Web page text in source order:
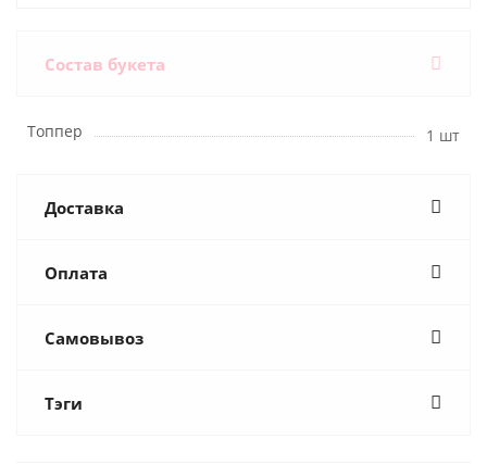
Состав букета
Топпер 1 шт
Доставка
Оплата
Самовывоз
Тэги